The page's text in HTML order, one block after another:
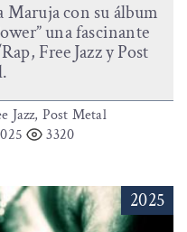
Maruja con su álbum
una fascinante
Free Jazz y Post
Jazz, Post Metal
3320
2025